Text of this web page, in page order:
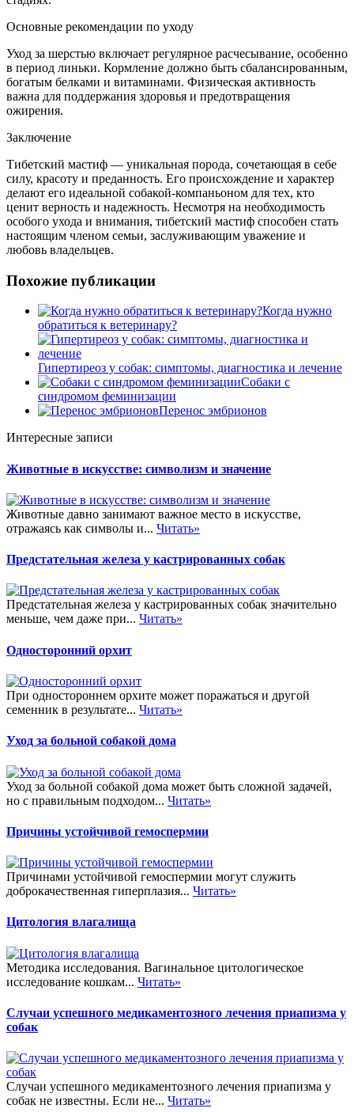
Основные рекомендации по уходу
Уход за шерстью включает регулярное расчесывание, особенно
в период линьки. Кормление должно быть сбалансированным,
богатым белками и витаминами. Физическая активность
важна для поддержания здоровья и предотвращения
ожирения.
Заключение
Тибетский мастиф — уникальная порода, сочетающая в себе
силу, красоту и преданность. Его происхождение и характер
делают его идеальной собакой-компаньоном для тех, кто
ценит верность и надежность. Несмотря на необходимость
особого ухода и внимания, тибетский мастиф способен стать
настоящим членом семьи, заслуживающим уважение и
любовь владельцев.
Похожие публикации
Когда нужно
обратиться к ветеринару?
Гипертиреоз у собак: симптомы, диагностика и лечение
Собаки с
синдромом феминизации
Перенос эмбрионов
Интересные записи
Животные в искусстве: символизм и значение
Животные давно занимают важное место в искусстве,
отражаясь как символы и... Читать»
Предстательная железа у кастрированных собак
Предстательная железа у кастрированных собак значительно
меньше, чем даже при... Читать»
Односторонний орхит
При одностороннем орхите может поражаться и другой
семенник в результате... Читать»
Уход за больной собакой дома
Уход за больной собакой дома может быть сложной задачей,
но с правильным подходом... Читать»
Причины устойчивой гемоспермии
Причинами устойчивой гемоспермии могут служить
доброкачественная гиперплазия... Читать»
Цитология влагалища
Методика исследования. Вагинальное цитологическое
исследование кошкам... Читать»
Случаи успешного медикаментозного лечения приапизма у
собак
Случаи успешного медикаментозного лечения приапизма у
собак не известны. Если не... Читать»